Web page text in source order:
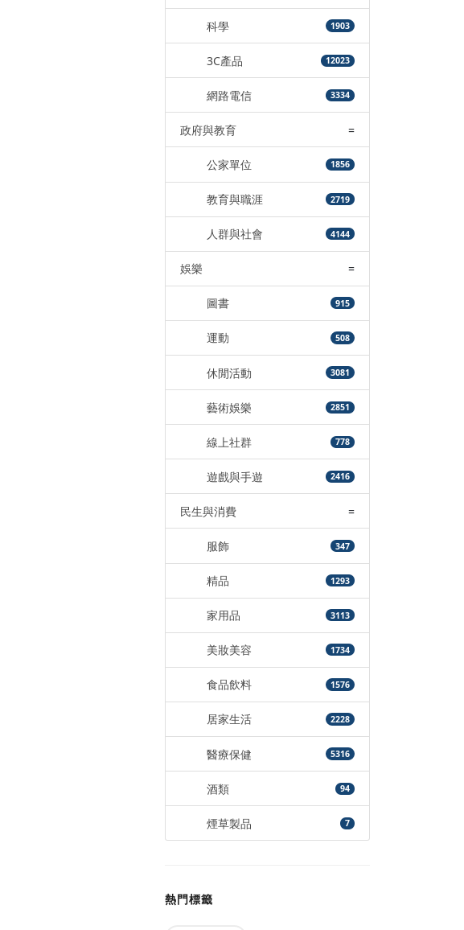
科學 1903
3C產品 12023
網路電信 3334
政府與教育 =
公家單位 1856
教育與職涯 2719
人群與社會 4144
娛樂 =
圖書 915
運動 508
休閒活動 3081
藝術娛樂 2851
線上社群 778
遊戲與手遊 2416
民生與消費 =
服飾 347
精品 1293
家用品 3113
美妝美容 1734
食品飲料 1576
居家生活 2228
醫療保健 5316
酒類 94
煙草製品 7
熱門標籤